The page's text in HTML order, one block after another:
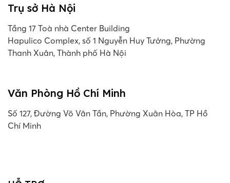
Trụ sở Hà Nội
Tầng 17 Toà nhà Center Building
Hapulico Complex, số 1 Nguyễn Huy Tưởng, Phường
Thanh Xuân, Thành phố Hà Nội
Văn Phòng Hồ Chí Minh
Số 127, Đường Võ Văn Tần, Phường Xuân Hòa, TP Hồ
Chí Minh